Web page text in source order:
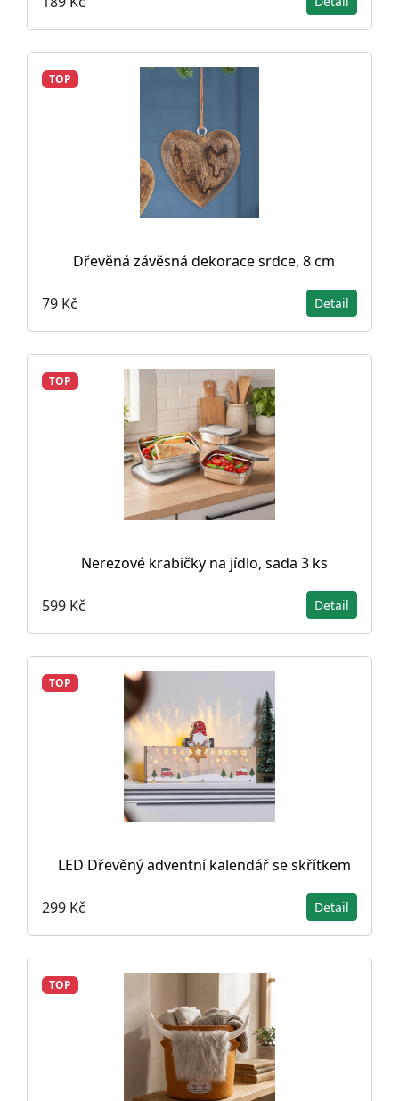
TOP
Dřevěná závěsná dekorace srdce, 8 cm
79 Kč Detail
TOP
Nerezové krabičky na jídlo, sada 3 ks
599 Kč Detail
TOP
LED Dřevěný adventní kalendář se skřítkem
299 Kč Detail
TOP